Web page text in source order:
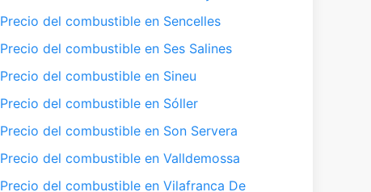
Precio del combustible en Sencelles
Precio del combustible en Ses Salines
Precio del combustible en Sineu
Precio del combustible en Sóller
Precio del combustible en Son Servera
Precio del combustible en Valldemossa
Precio del combustible en Vilafranca De